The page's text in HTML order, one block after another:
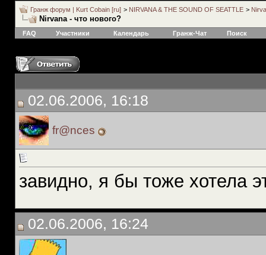
Гранж форум | Kurt Cobain [ru] > NIRVANA & THE SOUND OF SEATTLE >
Nirvana - что нового?
FAQ Участники Календарь Гранж-Чат Поиск
02.06.2006, 16:18
fr@nces
завидно, я бы тоже хотела
02.06.2006, 16:24